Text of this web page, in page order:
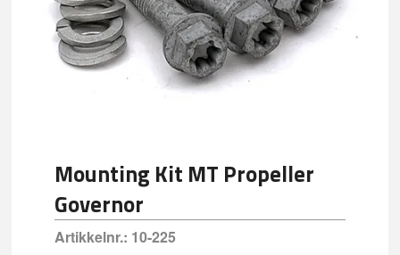
Mounting Kit MT Propeller
Governor
Artikkelnr.: 10-225